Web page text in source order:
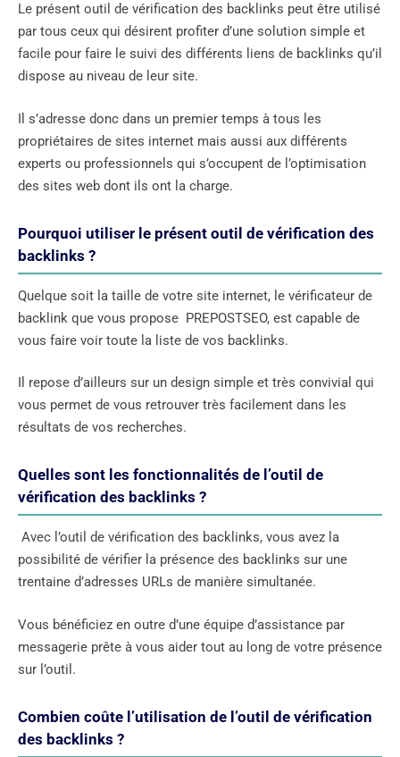
Le présent outil de vérification des backlinks peut être utilisé
par tous ceux qui désirent profiter d’une solution simple et
facile pour faire le suivi des différents liens de backlinks qu’il
dispose au niveau de leur site.
Il s’adresse donc dans un premier temps à tous les
propriétaires de sites internet mais aussi aux différents
experts ou professionnels qui s’occupent de l’optimisation
des sites web dont ils ont la charge.
Pourquoi utiliser le présent outil de vérification des
backlinks ?
Quelque soit la taille de votre site internet, le vérificateur de
backlink que vous propose PREPOSTSEO, est capable de
vous faire voir toute la liste de vos backlinks.
Il repose d’ailleurs sur un design simple et très convivial qui
vous permet de vous retrouver très facilement dans les
résultats de vos recherches.
Quelles sont les fonctionnalités de l’outil de
vérification des backlinks ?
Avec l’outil de vérification des backlinks, vous avez la
possibilité de vérifier la présence des backlinks sur une
trentaine d’adresses URLs de manière simultanée.
Vous bénéficiez en outre d’une équipe d’assistance par
messagerie prête à vous aider tout au long de votre présence
sur l’outil.
Combien coûte l’utilisation de l’outil de vérification
des backlinks ?